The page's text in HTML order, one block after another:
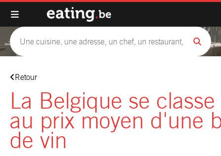
Retour
La Belgique se
au prix moyen d'une
de vin